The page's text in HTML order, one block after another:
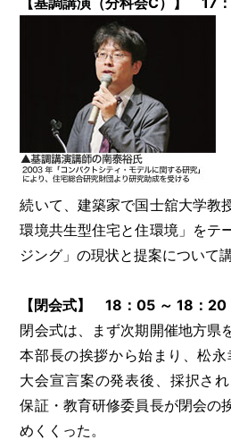
続いて、建築家で国士舘大学教
環境共生型住宅と住環境」をテ
ジング」の現状と提案について
【閉会式】 18：05 ～ 18：20
閉会式は、まず次期開催地方県
本部長の挨拶から始まり、松
大会宣言案の発表後、採択さ
保証・教育研修委員長が閉会の
めくくった。